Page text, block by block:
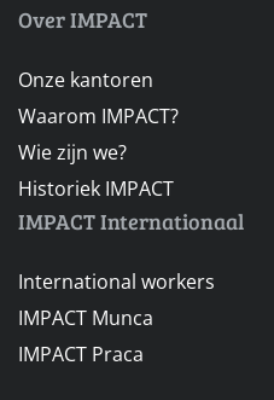
Over IMPACT
Onze kantoren
Waarom IMPACT?
Wie zijn we?
Historiek IMPACT
IMPACT Internationaal
International workers
IMPACT Munca
IMPACT Praca